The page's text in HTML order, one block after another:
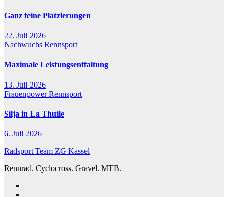
Ganz feine Platzierungen
22. Juli 2026
Nachwuchs Rennsport
Maximale Leistungsentfaltung
13. Juli 2026
FrauenpowerRennsport
Silja in La Thuile
6. Juli 2026
Radsport Team ZG Kassel
Rennrad. Cyclocross. Gravel. MTB.